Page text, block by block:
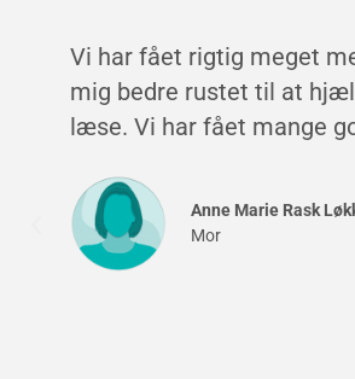
Fantastisk hjælp til læring
og den måde barnet
redskaber til læsningen -
helt vildt. Fantastisk